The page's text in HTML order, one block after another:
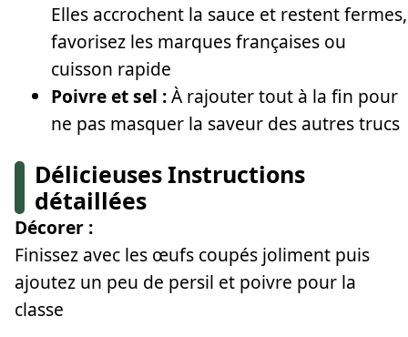
Elles accrochent la sauce et restent fermes,
favorisez les marques françaises ou
cuisson rapide
Poivre et sel :À rajouter tout à la fin pour
ne pas masquer la saveur des autres trucs
Délicieuses Instructions
détaillées
Décorer :
Finissez avec les œufs coupés joliment puis
ajoutez un peu de persil et poivre pour la
classe